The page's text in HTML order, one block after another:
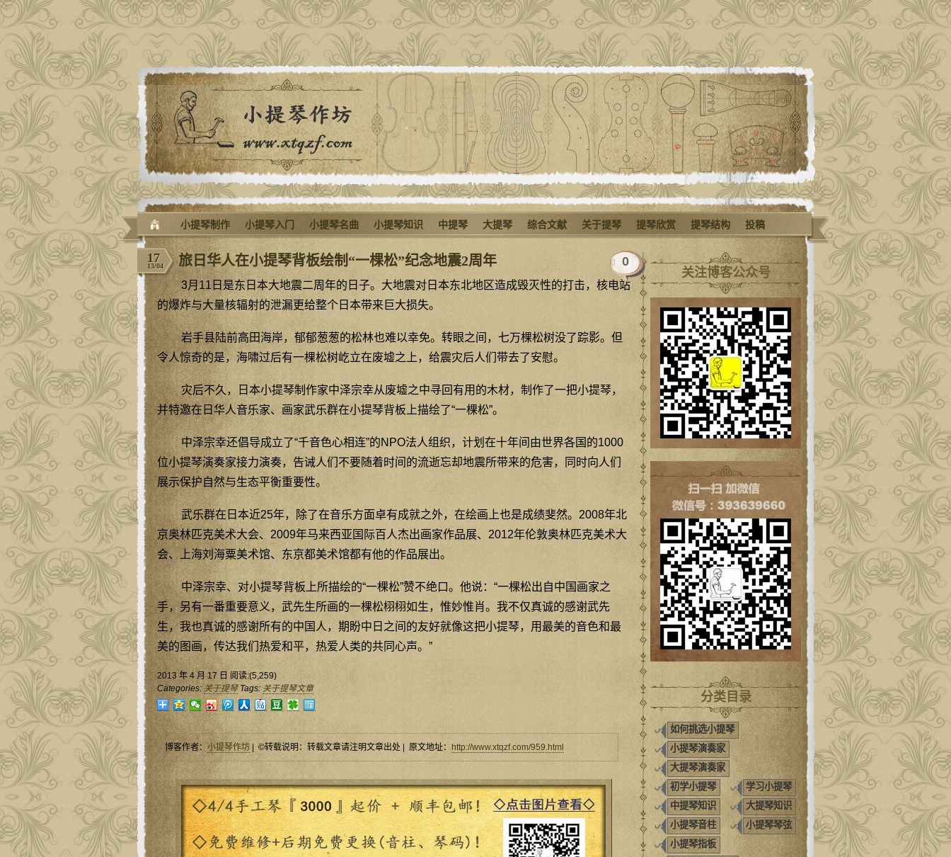
小提琴制作 小提琴入门 小提琴名曲 小提琴知识 中提琴 大提琴 综合文献 关于提琴 提琴欣赏 提琴结构 投稿
旅日华人在小提琴背板绘制“一棵松”纪念地震2周年
3月11日是东日本大地震二周年的日子。大地震对日本东北地区造成毁灭性的打击，核电站
的爆炸与大量核辐射的泄漏更给整个日本带来巨大损失。
岩手县陆前高田海岸，郁郁葱葱的松林也难以幸免。转眼之间，七万棵松树没了踪影。但
令人惊奇的是，海啸过后有一棵松树屹立在废墟之上，给震灾后人们带去了安慰。
灾后不久，日本小提琴制作家中泽宗幸从废墟之中寻回有用的木材，制作了一把小提琴，
并特邀在日华人音乐家、画家武乐群在小提琴背板上描绘了“一棵松”。
中泽宗幸还倡导成立了“千音色心相连”的NPO法人组织，计划在十年间由世界各国的1000
位小提琴演奏家接力演奏，告诫人们不要随着时间的流逝忘却地震所带来的危害，同时向人们
展示保护自然与生态平衡重要性。
武乐群在日本近25年，除了在音乐方面卓有成就之外，在绘画上也是成绩斐然。2008年北
京奥林匹克美术大会、2009年马来西亚国际百人杰出画家作品展、2012年伦敦奥林匹克美术大
会、上海刘海粟美术馆、东京都美术馆都有他的作品展出。
中泽宗幸、对小提琴背板上所描绘的“一棵松”赞不绝口。他说：“一棵松出自中国画家之
手，另有一番重要意义，武先生所画的一棵松栩栩如生，惟妙惟肖。我不仅真诚的感谢武先
生，我也真诚的感谢所有的中国人，期盼中日之间的友好就像这把小提琴，用最美的音色和最
美的图画，传达我们热爱和平，热爱人类的共同心声。”
2013 年 4 月 17 日 阅读:(5,259)
0
17
13/04
Categories: 关于提琴Tags: 关于提琴文章
博客作者：小提琴作坊 | ©转载说明：转载文章请注明文章出处 | 原文地址： http://www.xtqzf.com/959.html
关注博客公众号
分类目录
如何挑选小提琴
小提琴演奏家
大提琴演奏家
初学小提琴
学习小提琴
中提琴知识
大提琴知识
小提琴音柱
小提琴琴弦
小提琴指板